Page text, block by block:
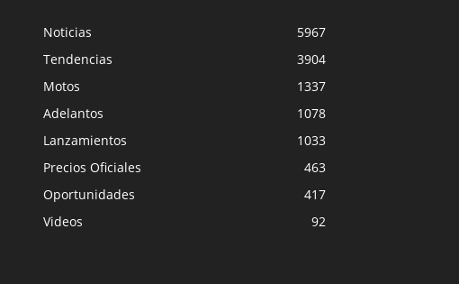
Noticias
5967
Tendencias
3904
Motos
1337
Adelantos
1078
Lanzamientos
1033
Precios Oficiales
463
Oportunidades
417
Videos
92